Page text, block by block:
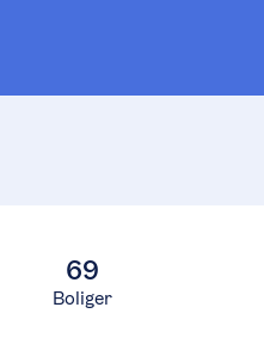
69
Boliger